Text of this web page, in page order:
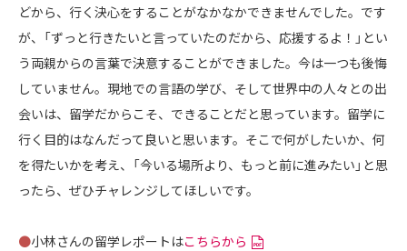
どから、行く決心をすることがなかなかできませんでした。です
が、「ずっと行きたいと言っていたのだから、応援するよ！」とい
う両親からの言葉で決意することができました。今は一つも後悔
していません。現地での言語の学び、そして世界中の人々との出
会いは、留学だからこそ、できることだと思っています。留学に
行く目的はなんだって良いと思います。そこで何がしたいか、何
を得たいかを考え、「今いる場所より、もっと前に進みたい」と思
ったら、ぜひチャレンジしてほしいです。
●小林さんの留学レポートはこちらから